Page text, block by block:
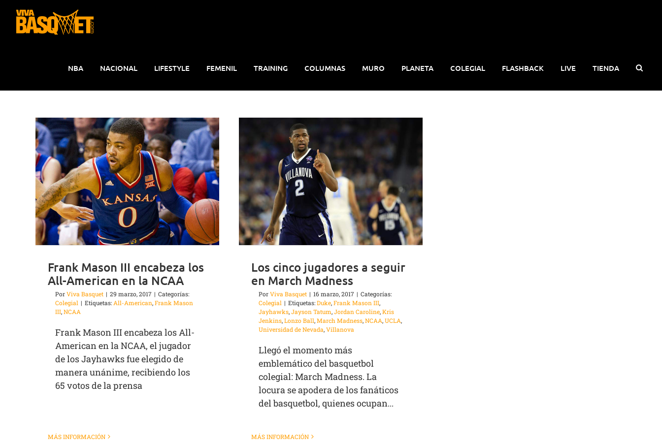
contenido
NBA NACIONAL LIFESTYLE FEMENIL TRAINING COLUMNAS MURO PLANETA COLEGIAL FLASHBACK LIVE TIENDA
Frank Mason III encabeza los
All-American en la NCAA
PorViva Basquet | 29 marzo, 2017 | Categorías:
Colegial | Etiquetas:All-American,Frank Mason
III,NCAA
Frank Mason III encabeza los All-
American en la NCAA, el jugador
de los Jayhawks fue elegido de
manera unánime, recibiendo los
65 votos de la prensa
MÁS INFORMACIÓN
Los cinco jugadores a seguir
en March Madness
PorViva Basquet | 16 marzo, 2017 | Categorías:
Colegial | Etiquetas:Duke,Frank Mason III,
Jayhawks,Jayson Tatum,Jordan Caroline,Kris
Jenkins,Lonzo Ball,March Madness,NCAA,UCLA,
Universidad de Nevada,Villanova
Llegó el momento más
emblemático del basquetbol
colegial: March Madness. La
locura se apodera de los fanáticos
del basquetbol, quienes ocupan...
MÁS INFORMACIÓN